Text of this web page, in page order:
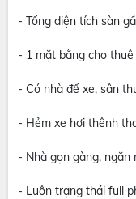
- Tổng diện tích sàn
- 1 mặt bằng cho
- Có nhà để xe, sân
- Hẻm xe hơi thênh
- Nhà gọn gàng, ngăn
- Luôn trạng thái full